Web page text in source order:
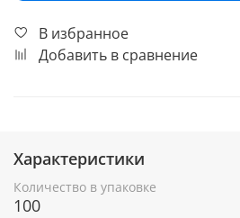
В избранное
Добавить в сравнение
Характеристики
Количество в упаковке
100